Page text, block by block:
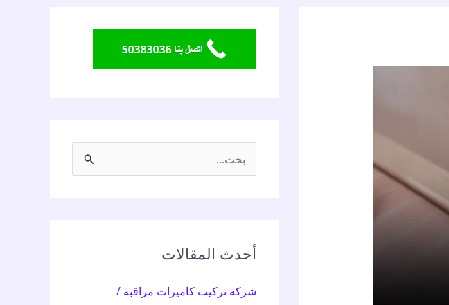
ث
ن
أحدث المقالات
شركة تركيب كاميرات مراقبة /